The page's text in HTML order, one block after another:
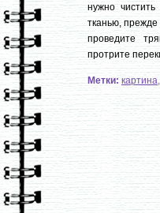
нужно
тканью, прежде
проведите
протрите
Метки: картина,